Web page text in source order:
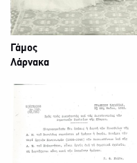
Γάμος
Λάρνακα